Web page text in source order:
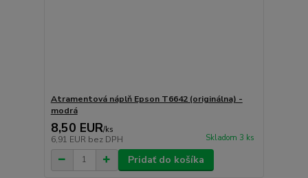
Atramentová náplň Epson T6642 (originálna) -
modrá
8,50 EUR/ks
6,91 EUR bez DPH Skladom 3 ks
Pridať do košíka